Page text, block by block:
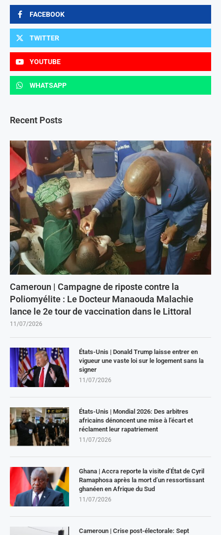
FACEBOOK
TWITTER
YOUTUBE
WHATSAPP
Recent Posts
Cameroun | Campagne de riposte contre la
Poliomyélite : Le Docteur Manaouda Malachie
lance le 2e tour de vaccination dans le Littoral
11/07/2026
États-Unis | Donald Trump laisse entrer en
vigueur une vaste loi sur le logement sans la
signer
11/07/2026
États-Unis | Mondial 2026: Des arbitres
africains dénoncent une mise à l’écart et
réclament leur rapatriement
11/07/2026
Ghana | Accra reporte la visite d’État de Cyril
Ramaphosa après la mort d’un ressortissant
ghanéen en Afrique du Sud
11/07/2026
Cameroun | Crise post-électorale: Sept